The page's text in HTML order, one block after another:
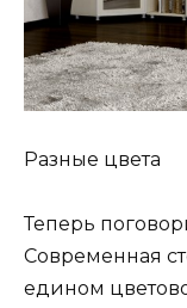
Разные цвета
Теперь
Современная
едином